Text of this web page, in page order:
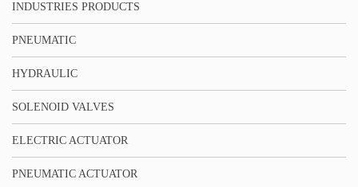
INDUSTRIES PRODUCTS
PNEUMATIC
HYDRAULIC
SOLENOID VALVES
ELECTRIC ACTUATOR
PNEUMATIC ACTUATOR